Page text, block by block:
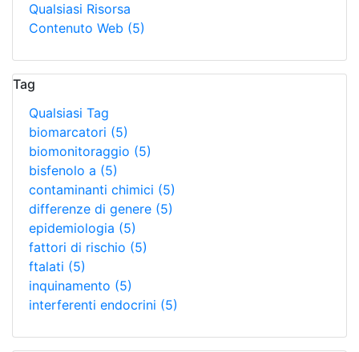
Qualsiasi Risorsa
Contenuto Web (5)
Tag
Qualsiasi Tag
biomarcatori (5)
biomonitoraggio (5)
bisfenolo a (5)
contaminanti chimici (5)
differenze di genere (5)
epidemiologia (5)
fattori di rischio (5)
ftalati (5)
inquinamento (5)
interferenti endocrini (5)